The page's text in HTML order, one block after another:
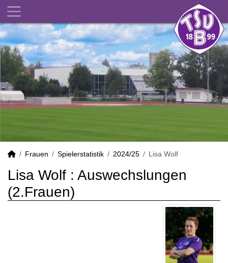
Frauen Spielerstatistik 2024/25 Lisa Wolf
Lisa Wolf : Auswechslungen
(2.Frauen)